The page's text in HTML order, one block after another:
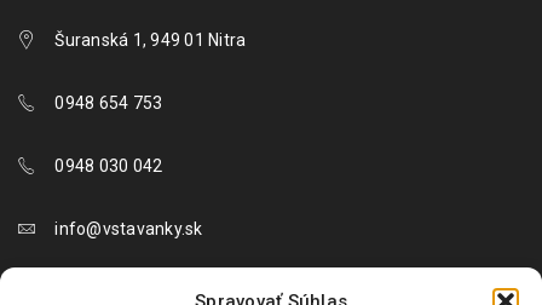
Šuranská 1, 949 01 Nitra
0948 654 753
0948 030 042
info@vstavanky.sk
objednavky@vstavanky.sk